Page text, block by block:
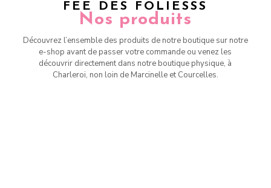
FEE DES FOLIESSS
Nos produits
Découvrez l’ensemble des produits de notre boutique sur notre
e-shop avant de passer votre commande ou venez les
découvrir directement dans notre boutique physique, à
Charleroi, non loin de Marcinelle et Courcelles.